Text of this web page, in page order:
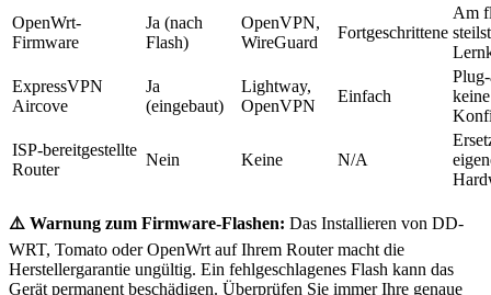
OpenWrt-
Firmware
Ja (nach
Flash)
OpenVPN,
WireGuard
Fortgeschrittene
Am
ExpressVPN
Aircove
Ja
(eingebaut)
Lightway,
OpenVPN
Einfach
ISP-bereitgestellte
Router
Nein Keine N/A
⚠️ Warnung zum Firmware-Flashen: Das Installieren von DD-
WRT, Tomato oder OpenWrt auf Ihrem Router macht die
Herstellergarantie ungültig. Ein fehlgeschlagenes Flash kann das
Gerät permanent beschädigen. Überprüfen Sie immer Ihre genaue